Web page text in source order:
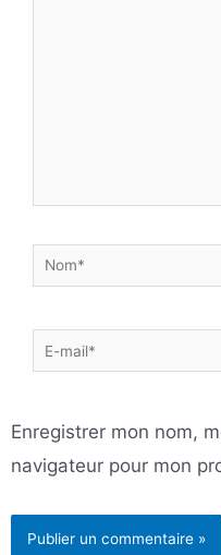
Nom*
E-
mail*
Enregistrer mon nom,
navigateur pour mon